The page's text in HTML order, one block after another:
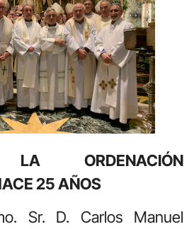
LA ORDENACIÓN
25 AÑOS
Sr. D. Carlos Manuel